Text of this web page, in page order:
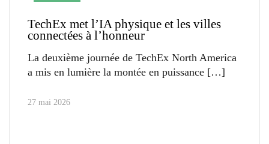
TechEx met l’IA physique et les villes
connectées à l’honneur
La deuxième journée de TechEx North America
a mis en lumière la montée en puissance
27 mai 2026